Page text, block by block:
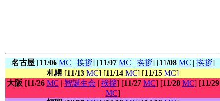
名古屋[11/06 MC | 挨拶] [11/07 MC | 挨拶] [11/08 MC | 挨拶]
札幌[11/13 MC] [11/14 MC] [11/15 MC]
大阪 [11/26 MC | 智誕生会 | 挨拶] [11/27 MC] [11/28 MC] [11/29
MC]